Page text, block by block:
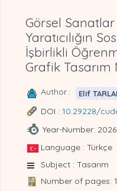
Görsel
Yaratıcılığın
İşbirlikli
Grafik Tasarım
Author : Elif
DOI : 10.29228/
Year-Number:
Language : Türkçe
Subject : Tasarım
Number of pages: